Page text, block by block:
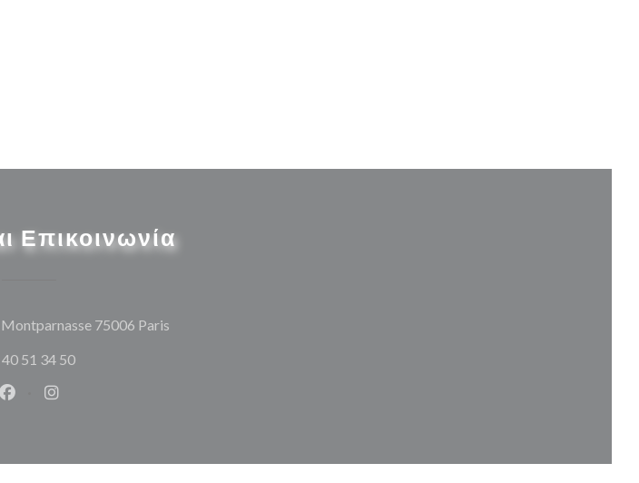
Επικοινωνία
75006 Paris((ανοίγει σε νέο παράθυρο))
51 34 50
Facebook ((ανοίγει σε νέο παράθυρο))
Instagram ((ανοίγει σε νέο παράθυρο))